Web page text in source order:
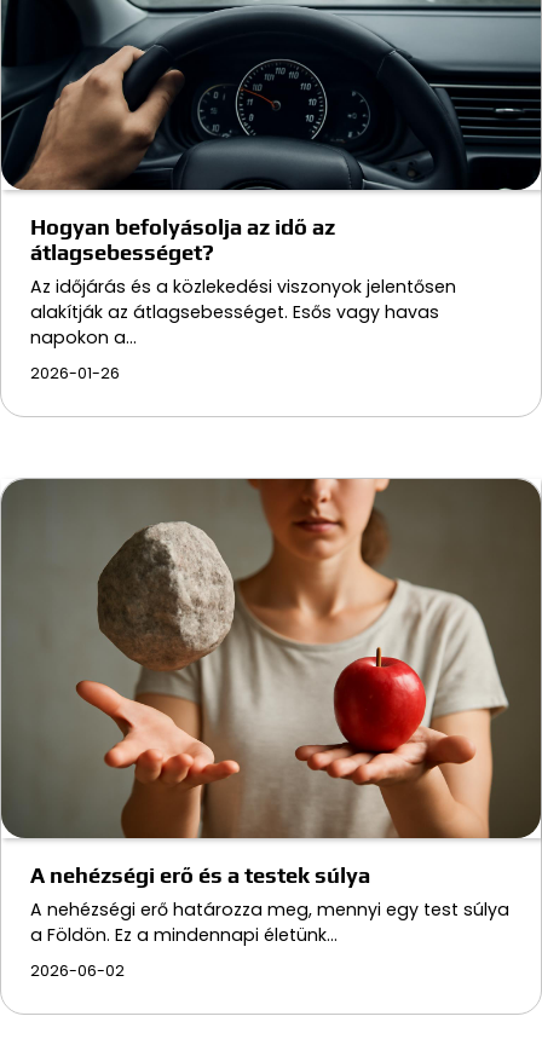
Hogyan befolyásolja az idő az
átlagsebességet?
Az időjárás és a közlekedési viszonyok jelentősen
alakítják az átlagsebességet. Esős vagy havas
napokon a…
2026-01-26
A nehézségi erő és a testek súlya
A nehézségi erő határozza meg, mennyi egy test súlya
a Földön. Ez a mindennapi életünk…
2026-06-02